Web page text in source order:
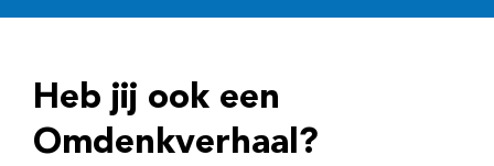
r
e
Heb jij ook een
Omdenkverhaal?